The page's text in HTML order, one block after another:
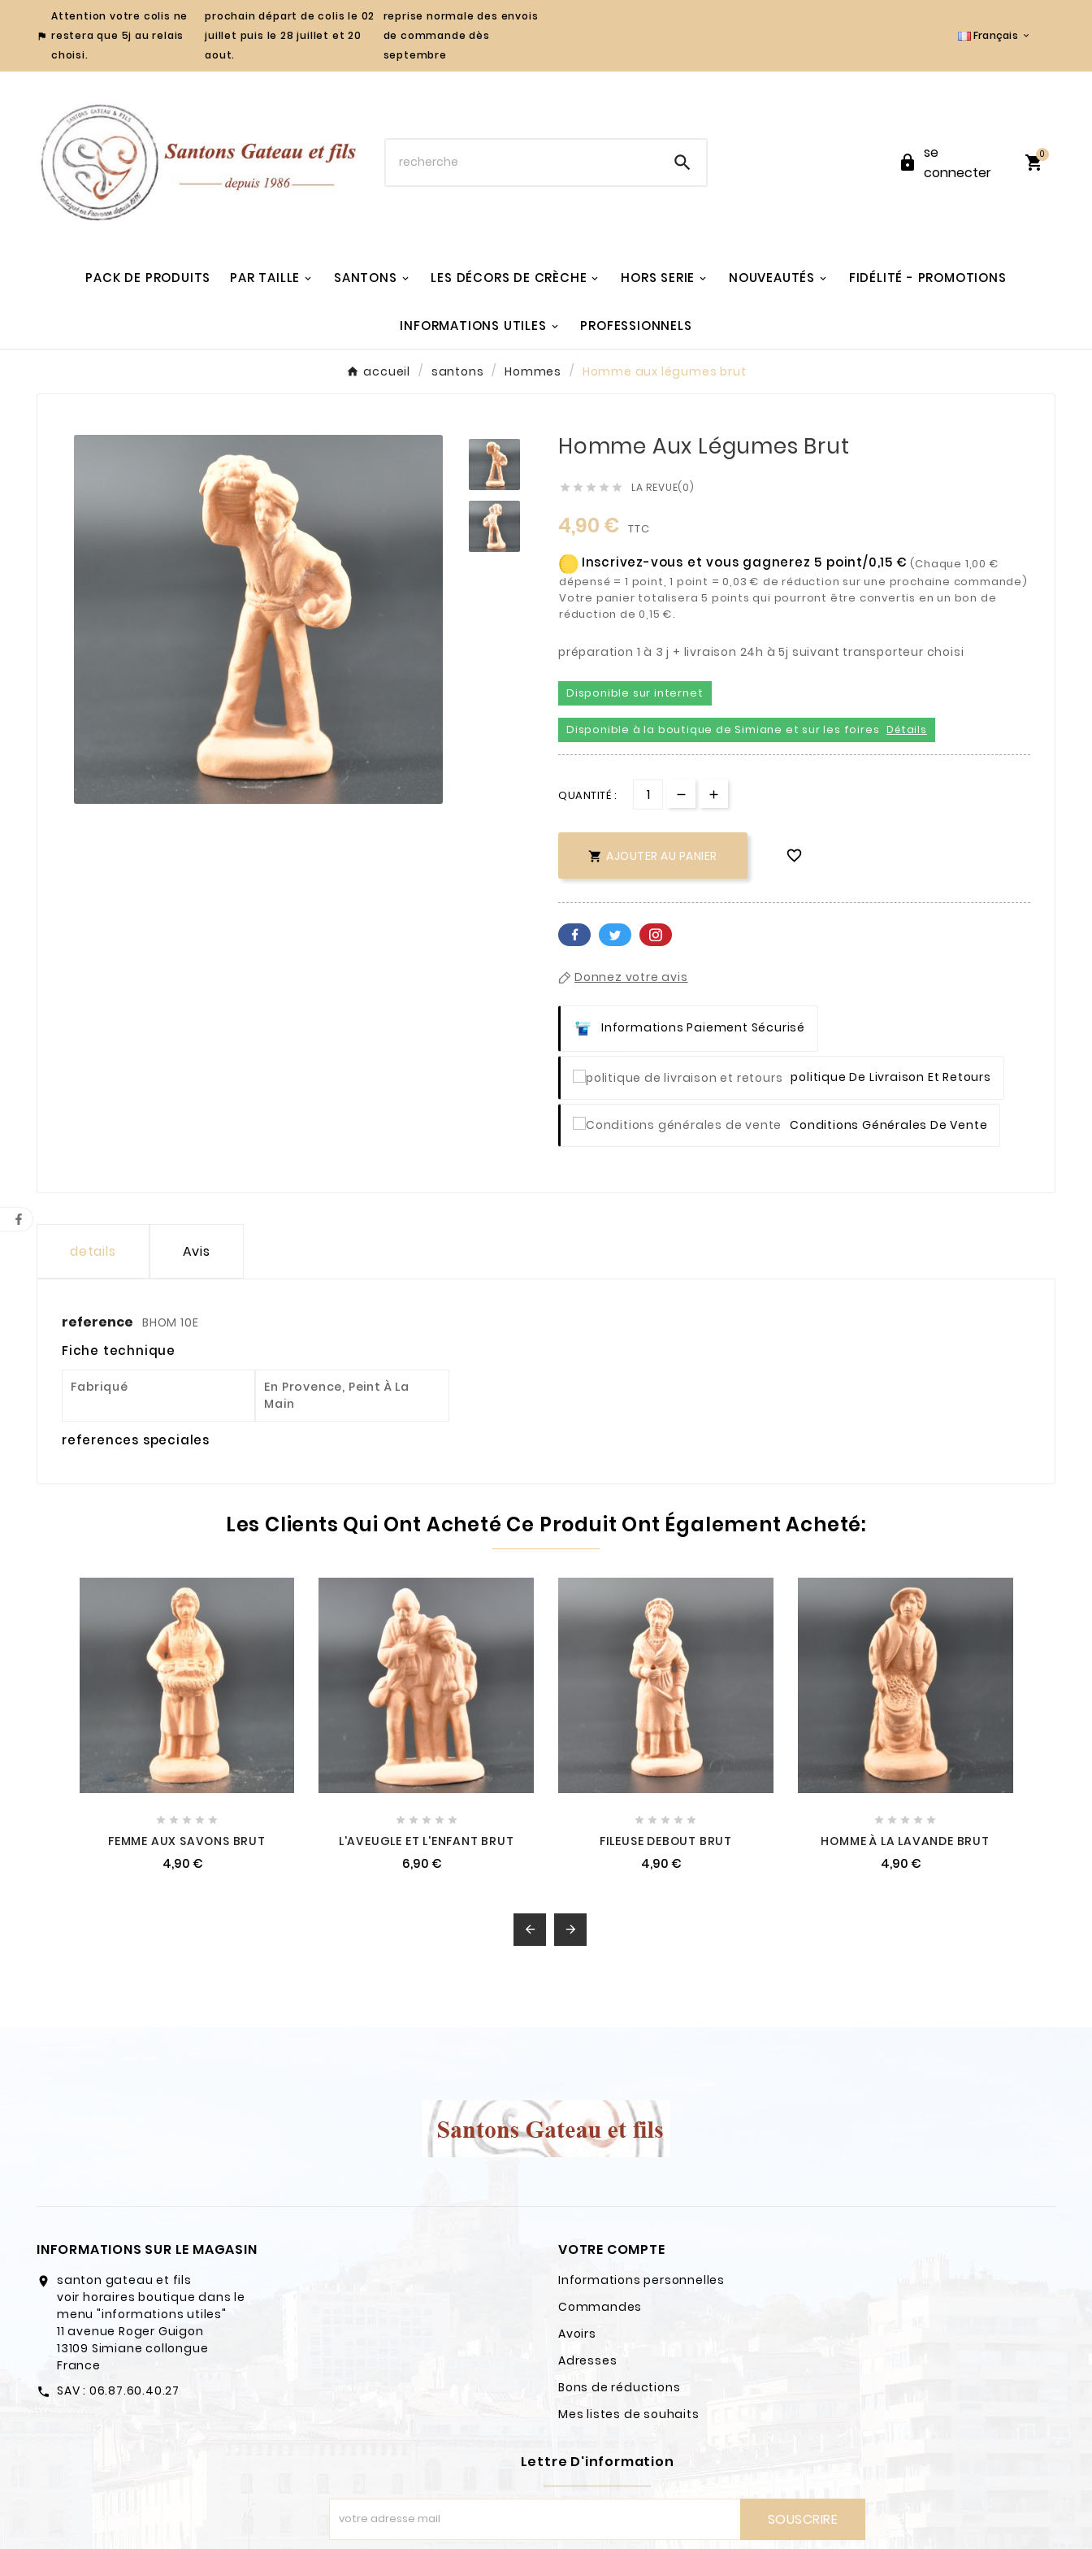

Attention votre colis ne
restera que 5j au relais
choisi.
prochain départ de colis le 02
juillet puis le 28 juillet et 20
aout.
reprise normale des envois
de commande dès
septembre
Français 
 
se
connecter

0
PACK DE PRODUITS PAR TAILLE SANTONS LES DÉCORS DE CRÈCHE HORS SERIE NOUVEAUTÉS FIDÉLITÉ - PROMOTIONS
INFORMATIONS UTILES PROFESSIONNELS
accueil santons Hommes Homme aux légumes brut

Homme Aux Légumes Brut
     LA REVUE(0)
4,90 € TTC
Inscrivez-vous et vous gagnerez 5 point/0,15 € (Chaque 1,00 €
dépensé = 1 point, 1 point = 0,03 € de réduction sur une prochaine commande)
Votre panier totalisera 5 points qui pourront être convertis en un bon de
réduction de 0,15 €.
préparation 1 à 3 j + livraison 24h à 5j suivant transporteur choisi
Disponible sur internet
Disponible à la boutique de Simiane et sur les foires Détails
QUANTITÉ :
 AJOUTER AU PANIER 
Donnez votre avis
Informations Paiement Sécurisé
Politique De Livraison Et Retours
Conditions Générales De Vente
details Avis
reference BHOM 10E
Fiche technique
Fabriqué
En Provence, Peint À La
Main
references speciales
Les Clients Qui Ont Acheté Ce Produit Ont Également Acheté:
    
FEMME AUX SAVONS BRUT
4,90 €
    
L'AVEUGLE ET L'ENFANT BRUT
6,90 €
    
FILEUSE DEBOUT BRUT
4,90 €
    
HOMME À LA LAVANDE BRUT
4,90 €
 
INFORMATIONS SUR LE MAGASIN
location_on
santon gateau et fils
voir horaires boutique dans le
menu "informations utiles"
11 avenue Roger Guigon
13109 Simiane collongue
France
call SAV : 06.87.60.40.27
VOTRE COMPTE
Informations personnelles
Commandes
Avoirs
Adresses
Bons de réductions
Mes listes de souhaits
Lettre D'information
SOUSCRIRE